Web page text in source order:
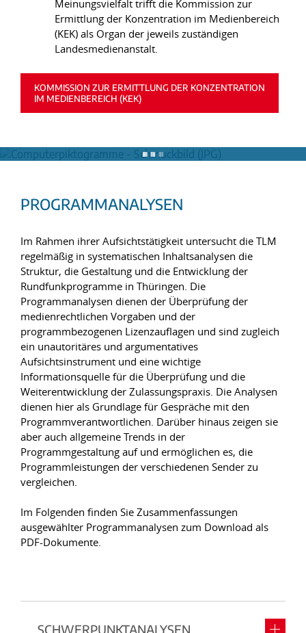
Meinungsvielfalt trifft die Kommission zur
Ermittlung der Konzentration im Medienbereich
(KEK) als Organ der jeweils zuständigen
Landesmedienanstalt.
KOMMISSION ZUR ERMITTLUNG DER KONZENTRATION
IM MEDIENBEREICH (KEK)
PROGRAMMANALYSEN
Im Rahmen ihrer Aufsichtstätigkeit untersucht die TLM
regelmäßig in systematischen Inhaltsanalysen die
Struktur, die Gestaltung und die Entwicklung der
Rundfunkprogramme in Thüringen. Die
Programmanalysen dienen der Überprüfung der
medienrechtlichen Vorgaben und der
programmbezogenen Lizenzauflagen und sind zugleich
ein unautoritäres und argumentatives
Aufsichtsinstrument und eine wichtige
Informationsquelle für die Überprüfung und die
Weiterentwicklung der Zulassungspraxis. Die Analysen
dienen hier als Grundlage für Gespräche mit den
Programmverantwortlichen. Darüber hinaus zeigen sie
aber auch allgemeine Trends in der
Programmgestaltung auf und ermöglichen es, die
Programmleistungen der verschiedenen Sender zu
vergleichen.
Im Folgenden finden Sie Zusammenfassungen
ausgewählter Programmanalysen zum Download als
PDF-Dokumente.
SCHWERPUNKTANALYSEN